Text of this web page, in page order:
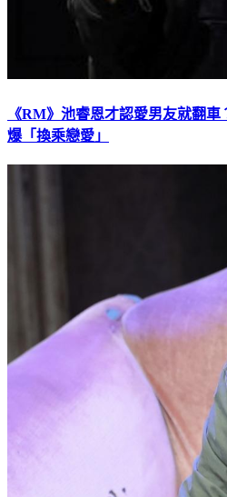
《RM》池睿恩才認愛男友就翻
爆「換乘戀愛」